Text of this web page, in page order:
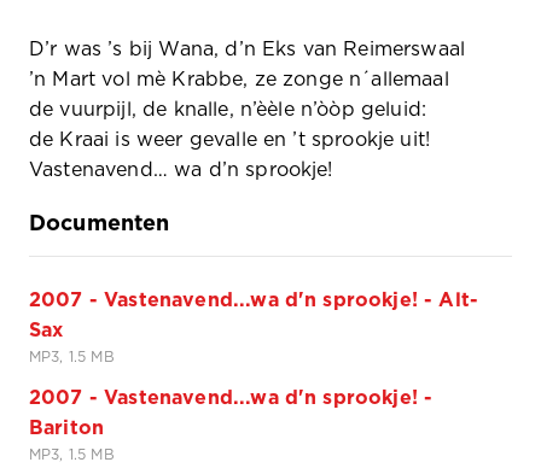
D’r was ’s bij Wana, d’n Eks van Reimerswaal
’n Mart vol mè Krabbe, ze zonge n´allemaal
de vuurpijl, de knalle, n’èèle n’òòp geluid:
de Kraai is weer gevalle en ’t sprookje uit!
Vastenavend… wa d’n sprookje!
Documenten
2007 - Vastenavend...wa d'n sprookje! - Alt-
Sax
MP3, 1.5 MB
2007 - Vastenavend...wa d'n sprookje! -
Bariton
MP3, 1.5 MB